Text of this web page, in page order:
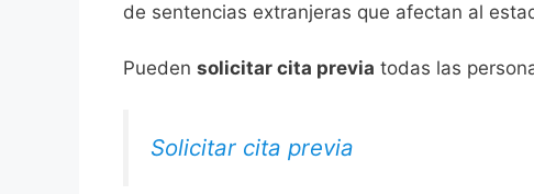
de sentencias extranjeras que afectan al
​Pueden solicitar cita previa todas las
Solicitar cita previa